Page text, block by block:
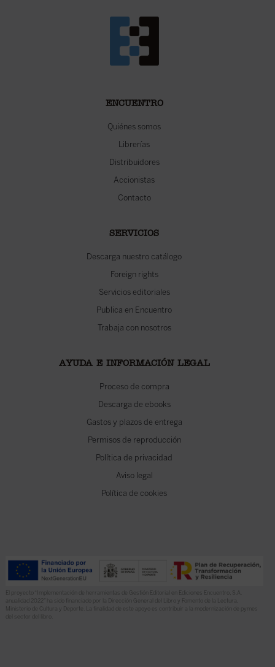
ENCUENTRO
Quiénes somos
Librerías
Distribuidores
Accionistas
Contacto
SERVICIOS
Descarga nuestro catálogo
Foreign rights
Servicios editoriales
Publica en Encuentro
Trabaja con nosotros
AYUDA E INFORMACIÓN LEGAL
Proceso de compra
Descarga de ebooks
Gastos y plazos de entrega
Permisos de reproducción
Política de privacidad
Aviso legal
Política de cookies
El proyecto “Implementación de herramientas de Gestión Editorial en Ediciones Encuentro, S.A.
anualidad 2022” ha sido financiado por la Dirección General del Libro y Fomento de la Lectura,
Ministerio de Cultura y Deporte. La finalidad de este apoyo es contribuir a la modernización de pymes
del sector del libro.